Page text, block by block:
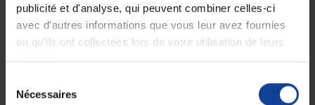
publicité et d'analyse, qui peuvent combiner celles-ci
avec d'autres informations que vous leur avez fournies
ou qu'ils ont collectées lors de votre utilisation de leurs
services.
Nécessaires
Domaines d’utilisation :
Toilettes de cuisines.
• Hôpitaux.
• Collectivités.
Produit prêt à l’emploi. Appliquer sous les rebords de la cuvette.